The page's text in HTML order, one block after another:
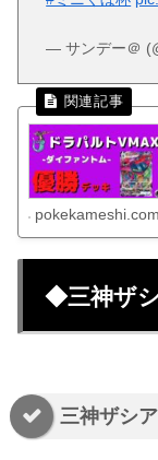
— サンデー＠
pokekameshi.com
◆三神ザ
三神ザシ